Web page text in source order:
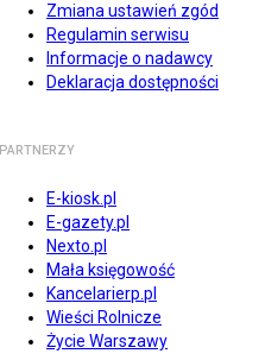
Zmiana ustawień zgód
Regulamin serwisu
Informacje o nadawcy
Deklaracja dostępności
PARTNERZY
E-kiosk.pl
E-gazety.pl
Nexto.pl
Mała księgowość
Kancelarierp.pl
Wieści Rolnicze
Życie Warszawy